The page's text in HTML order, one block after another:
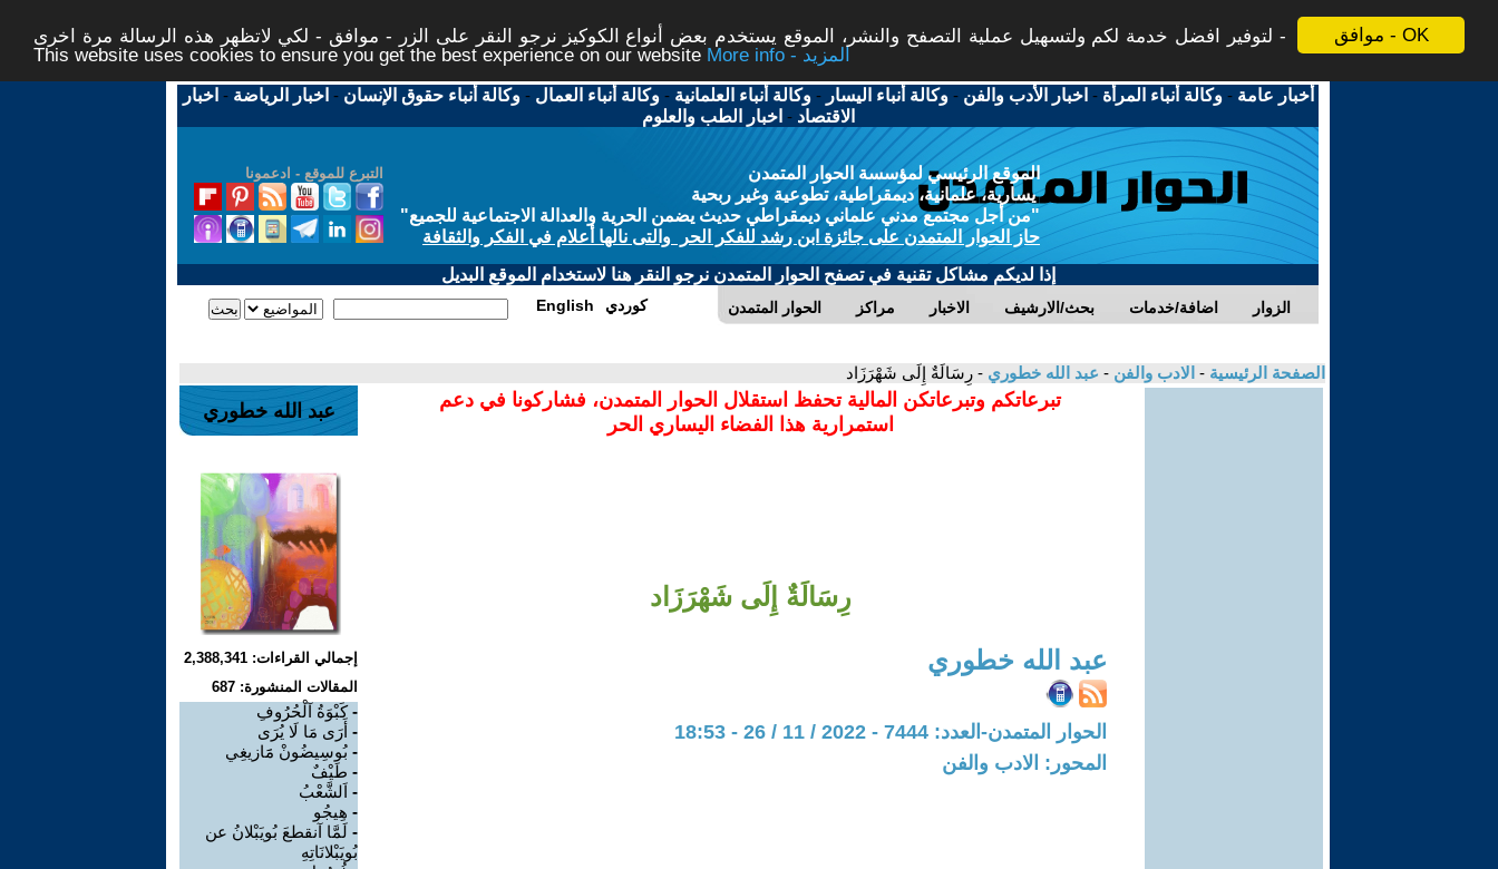
موافق - OK
لتوفير افضل خدمة لكم ولتسهيل عملية التصفح والنشر، الموقع يستخدم بعض أنواع الكوكيز نرجو النقر على الزر - موافق - لكي لاتظهر هذه الرسالة مرة اخرى -
This website uses cookies to ensure you get the best experience on our website
More info - المزيد
أخبار عامة -وكالة أنباء المرأة - اخبار الأدب والفن -وكالة أنباء اليسار -وكالة أنباء العلمانية -وكالة أنباء العمال -وكالة أنباء حقوق الإنسان - اخبار الرياضة - اخبار
الاقتصاد - اخبار الطب والعلوم
التبرع للموقع - ادعمونا
الموقع الرئيسي لمؤسسة الحوار المتمدن
يسارية، علمانية، ديمقراطية، تطوعية وغير ربحية
"من أجل مجتمع مدني علماني ديمقراطي حديث يضمن الحرية والعدالة الاجتماعية للجميع"
حاز الحوار المتمدن على جائزة ابن رشد للفكر الحر والتى نالها أعلام في الفكر والثقافة
إذا لديكم مشاكل تقنية في تصفح الحوار المتمدن نرجو النقر هنا لاستخدام الموقع البديل
الحوار المتمدن مراكز الاخبار بحث/الارشيف اضافة/خدمات الزوار English كوردي
الصفحة الرئيسية - الادب والفن - عبد الله خطوري - رِسَالَةٌ إِلَى شَهْرَزَاد
تبرعاتكم وتبرعاتكن المالية تحفظ استقلال الحوار المتمدن، فشاركونا في دعم
استمرارية هذا الفضاء اليساري الحر
رِسَالَةٌ إِلَى شَهْرَزَاد
عبد الله خطوري
الحوار المتمدن-العدد: 7444 - 2022 / 11 / 26 - 18:53
المحور: الادب والفن
عبد الله خطوري
إجمالي القراءات: 2,388,341
المقالات المنشورة: 687
-كَبْوَةُ آلْحُرُوفِ
- أَرَى مَا لَا يُرَى
- بُوسِيضُونْ مََازيغِي
- طَيْفٌ
- اَلشَّعْبُ
- هِيجُو
- لَمَّا آنقطعَ بُويَبْلانُ عن
بُويَبْلانَاتِهِ